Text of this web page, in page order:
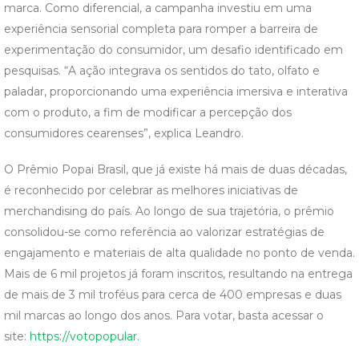
marca. Como diferencial, a campanha investiu em uma
experiência sensorial completa para romper a barreira de
experimentação do consumidor, um desafio identificado em
pesquisas. “A ação integrava os sentidos do tato, olfato e
paladar, proporcionando uma experiência imersiva e interativa
com o produto, a fim de modificar a percepção dos
consumidores cearenses”, explica Leandro.
O Prêmio Popai Brasil, que já existe há mais de duas décadas,
é reconhecido por celebrar as melhores iniciativas de
merchandising do país. Ao longo de sua trajetória, o prêmio
consolidou-se como referência ao valorizar estratégias de
engajamento e materiais de alta qualidade no ponto de venda.
Mais de 6 mil projetos já foram inscritos, resultando na entrega
de mais de 3 mil troféus para cerca de 400 empresas e duas
mil marcas ao longo dos anos. Para votar, basta acessar o
site: https://votopopular.